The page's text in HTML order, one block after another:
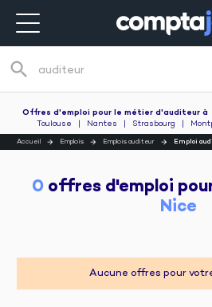
Recherche de poste
search
Offres d'emploi pour le métier d'auditeur à
Toulouse
Nantes Strasbourg
Accueil Emplois Emplois auditeur Emploi
0 offres d'emploi
Nice
Aucune offres pour